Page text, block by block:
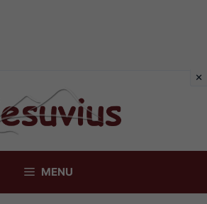
MENU